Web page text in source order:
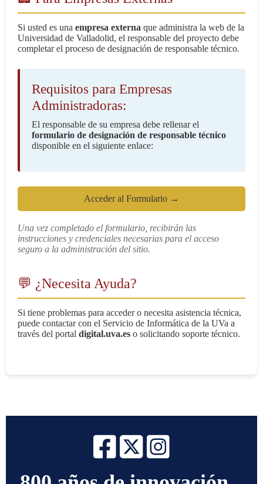
Si usted es una empresa externa que administra la web de la
Universidad de Valladolid, el responsable del proyecto debe
completar el proceso de designación de responsable técnico.
Requisitos para Empresas
Administradoras:
El responsable de su empresa debe rellenar el
formulario de designación de responsable técnico
disponible en el siguiente enlace:
Acceder al Formulario →
Una vez completado el formulario, recibirán las
instrucciones y credenciales necesarias para el acceso
seguro a la administración del sitio.
💬 ¿Necesita Ayuda?
Si tiene problemas para acceder o necesita asistencia técnica,
puede contactar con el Servicio de Informática de la UVa a
través del portal digital.uva.es o solicitando soporte técnico.